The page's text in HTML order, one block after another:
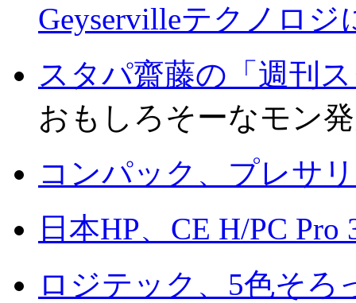
Geyservilleテクノロジ
スタパ齋藤の「週刊
おもしろそーなモン
コンパック、プレサ
日本HP、CE H/PC Pro
ロジテック、5色そ